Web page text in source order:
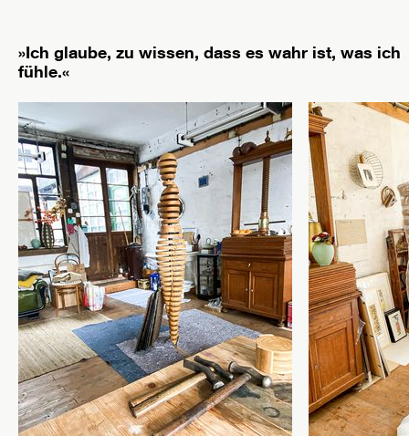
»Ich glaube, zu wissen, dass es wahr ist, was ich
fühle.«